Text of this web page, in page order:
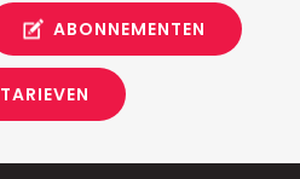
ABONNEMENTEN
TARIEVEN